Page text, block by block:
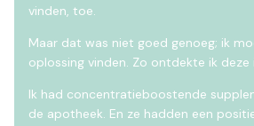
vinden, toe.
Maar dat was niet goed genoeg; ik
oplossing vinden. Zo ontdekte ik deze
Ik had concentratieboostende
de apotheek. En ze hadden een